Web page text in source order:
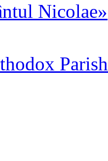
Nicolae»